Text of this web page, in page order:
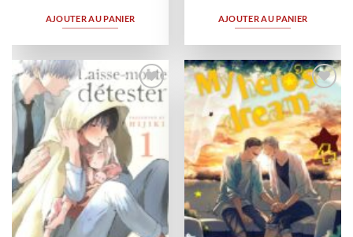
AJOUTER AU PANIER AJOUTER AU PANIER
Ajouter
wishlist
Ajouter
à la
wishlist